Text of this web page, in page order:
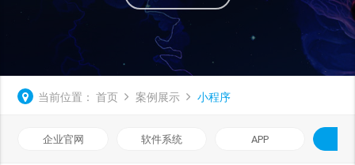
当前位置： 首页 案例展示 小程序
企业官网 软件系统 APP